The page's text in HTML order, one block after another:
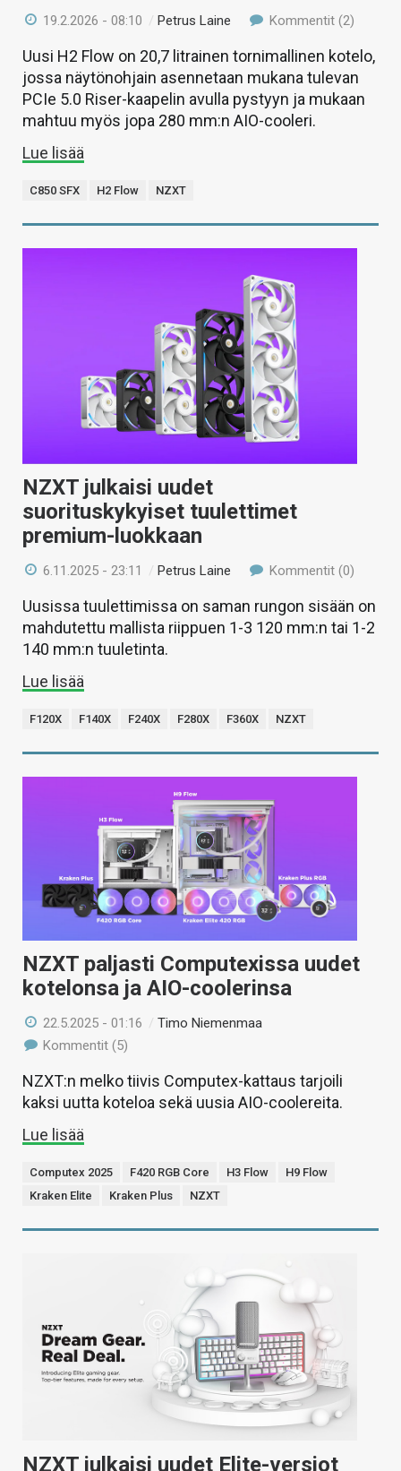
19.2.2026 - 08:10 /Petrus Laine Kommentit (2)
Uusi H2 Flow on 20,7 litrainen tornimallinen kotelo,
jossa näytönohjain asennetaan mukana tulevan
PCIe 5.0 Riser-kaapelin avulla pystyyn ja mukaan
mahtuu myös jopa 280 mm:n AIO-cooleri.
Lue lisää
C850 SFX H2 Flow NZXT
NZXT julkaisi uudet
suorituskykyiset tuulettimet
premium-luokkaan
6.11.2025 - 23:11 /Petrus Laine Kommentit (0)
Uusissa tuulettimissa on saman rungon sisään on
mahdutettu mallista riippuen 1-3 120 mm:n tai 1-2
140 mm:n tuuletinta.
Lue lisää
F120X F140X F240X F280X F360X NZXT
NZXT paljasti Computexissa uudet
kotelonsa ja AIO-coolerinsa
22.5.2025 - 01:16 /Timo Niemenmaa
Kommentit (5)
NZXT:n melko tiivis Computex-kattaus tarjoili
kaksi uutta koteloa sekä uusia AIO-coolereita.
Lue lisää
Computex 2025 F420 RGB Core H3 Flow
H9 Flow
Kraken Elite
Kraken Plus NZXT
NZXT julkaisi uudet Elite-versiot